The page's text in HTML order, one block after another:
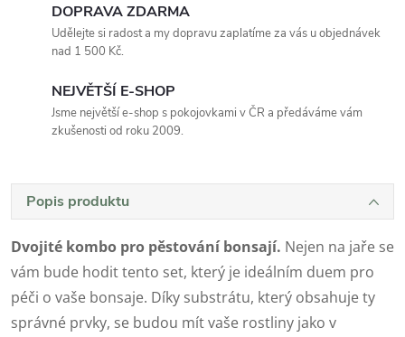
DOPRAVA ZDARMA
Udělejte si radost a my dopravu zaplatíme za vás u objednávek
nad 1 500 Kč.
NEJVĚTŠÍ E-SHOP
Jsme největší e-shop s pokojovkami v ČR a předáváme vám
zkušenosti od roku 2009.
Popis produktu
Dvojité kombo pro pěstování bonsají. Nejen na jaře se
vám bude hodit tento set, který je ideálním duem pro
péči o vaše bonsaje. Díky substrátu, který obsahuje ty
správné prvky, se budou mít vaše rostliny jako v